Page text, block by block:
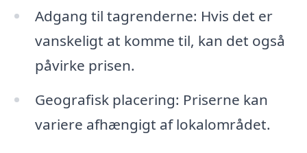
Adgang til tagrenderne: Hvis det er
vanskeligt at komme til, kan det også
påvirke prisen.
Geografisk placering: Priserne kan
variere afhængigt af lokalområdet.